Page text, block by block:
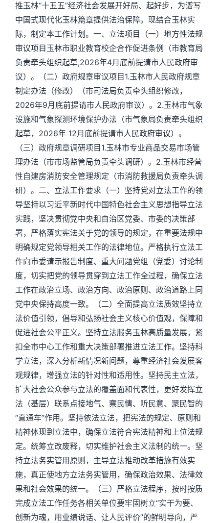
推玉林“十五五”经济社会发展开好局、起好步，为谱写
中国式现代化玉林篇章提供法治保障。现结合玉林实
际，制定本工作计划。一、立法项目（一）地方性法规
审议项目玉林市职业教育校企合作促进条例（市教育局
负责牵头组织起草,2026年4月底前提请市人民政府审
议）。（二）政府规章审议项目1.玉林市人民政府规章
制定办法（修改）（市司法局负责牵头组织修改，
2026年9月底前提请市人民政府审议）。2.玉林市气象
设施和气象探测环境保护办法（市气象局负责牵头组织
起草，2026年 12月底前提请市人民政府审议）。
（三）政府规章调研项目1.玉林市专业商品交易市场管
理办法（市市场监管局负责牵头调研）。2.玉林市经营
性自建房消防安全管理规定（市消防救援局负责牵头调
研）。二、立法工作要求（一）坚持党对立法工作的领
导坚持以习近平新时代中国特色社会主义思想指导立法
实践，坚决贯彻党中央和自治区党委、市委的决策部
署，严格落实宪法关于党的领导的规定，在重要法规中
明确规定党领导相关工作的法律地位。严格执行立法工
作向市委请示报告制度、重大问题党组（党委）讨论制
度，切实把党的领导贯穿到立法工作全过程，确保立法
工作在政治立场、政治方向、政治原则、政治道路上同
党中央保持高度一致。（二）全面提高立法质效坚持立
法价值引领，倡导和弘扬社会主义核心价值观，保障和
促进社会公平正义。坚持立法服务玉林高质量发展，紧
扣全市中心工作和重大决策部署推进立法工作。坚持科
学立法，深入分析新情况新问题，尊重经济社会发展客
观规律，增强立法的针对性和适用性。坚持民主立法，
扩大社会公众参与立法的覆盖面和代表性，更好发挥立
法（基层）联系点接地气、察民情、听民意、聚民智的
“直通车”作用。坚持依法立法，把宪法的规定、原则和
精神体现到立法中，确保立法符合宪法精神和上位法规
定。统筹立改废释，切实维护社会主义法制的统一。坚
持立法务实管用原则，主导立法推动改革措施有效实
施，真正使地方立法务实管用，确保政治效果、法律效
果和社会效果的统一。（三）严格立法程序，按时按质
完成立法工作任务各相关单位要牢固树立“实干为要、
创新为魂，用业绩说话、让人民评价”的鲜明导向，严